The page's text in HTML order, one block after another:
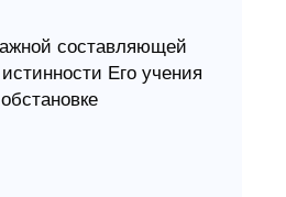
составляющей
Его учения